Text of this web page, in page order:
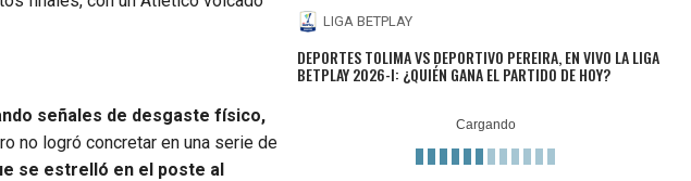
señales de desgaste físico,
no logró concretar en una serie de
se estrelló en el poste al
LIGA BETPLAY
DEPORTES TOLIMA VS DEPORTIVO PEREIRA, EN VIVO LA LIGA
BETPLAY 2026-I: ¿QUIÉN GANA EL PARTIDO DE HOY?